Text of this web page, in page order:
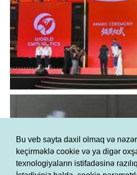
Bu veb sayta daxil olmaq və
keçirməklə cookie və ya digər
texnologiyaların istifadəsinə